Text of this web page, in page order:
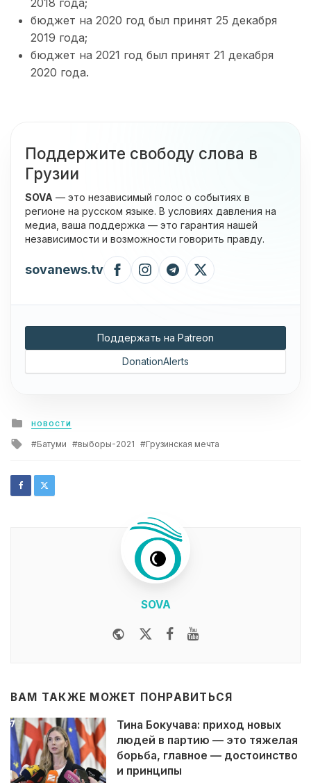
2018 года;
бюджет на 2020 год был принят 25 декабря
2019 года;
бюджет на 2021 год был принят 21 декабря
2020 года.
Поддержите свободу слова в
Грузии
SOVA — это независимый голос о событиях в
регионе на русском языке. В условиях давления на
медиа, ваша поддержка — это гарантия нашей
независимости и возможности говорить правду.
sovanews.tv
Поддержать на Patreon
DonationAlerts
Posted
in
НОВОСТИ
Tagged
Батуми выборы-2021 Грузинская мечта
SOVA
WebsiteTwitterFacebook
ВАМ ТАКЖЕ МОЖЕТ ПОНРАВИТЬСЯ
Тина Бокучава: приход новых
людей в партию — это тяжелая
борьба, главное — достоинство
и принципы